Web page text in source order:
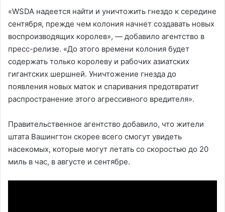
«WSDA надеется найти и уничтожить гнездо к середине
сентября, прежде чем колония начнет создавать новых
воспроизводящих королев», — добавило агентство в
пресс-релизе. «До этого времени колония будет
содержать только королеву и рабочих азиатских
гигантских шершней. Уничтожение гнезда до
появления новых маток и спаривания предотвратит
распространение этого агрессивного вредителя».
Правительственное агентство добавило, что жители
штата Вашингтон скорее всего смогут увидеть
насекомых, которые могут летать со скоростью до 20
миль в час, в августе и сентябре.